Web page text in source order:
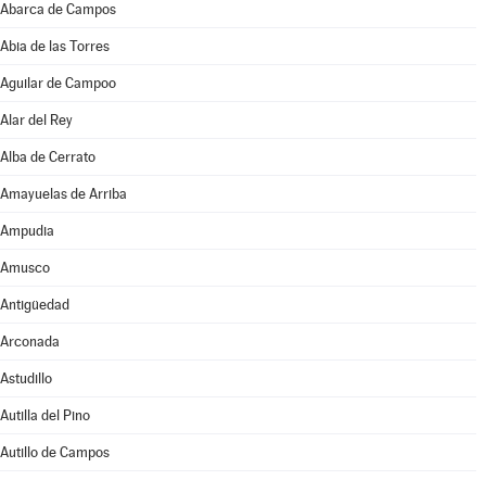
Abarca de Campos
Abia de las Torres
Aguilar de Campoo
Alar del Rey
Alba de Cerrato
Amayuelas de Arriba
Ampudia
Amusco
Antigüedad
Arconada
Astudillo
Autilla del Pino
Autillo de Campos